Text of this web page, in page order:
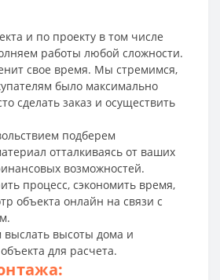
и по проекту в том числе
работы любой сложности.
свое время. Мы стремимся,
было максимально
сделать заказ и осуществить
подберем
отталкиваясь от ваших
возможностей.
процесс, сэкономить время,
объекта онлайн на связи с
высоты дома и
для расчета.